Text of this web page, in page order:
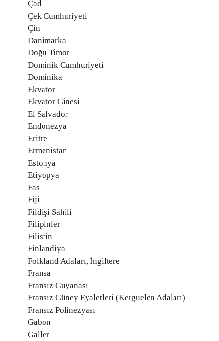
Çad
Çek Cumhuriyeti
Çin
Danimarka
Doğu Timor
Dominik Cumhuriyeti
Dominika
Ekvator
Ekvator Ginesi
El Salvador
Endonezya
Eritre
Ermenistan
Estonya
Etiyopya
Fas
Fiji
Fildişi Sahili
Filipinler
Filistin
Finlandiya
Folkland Adaları, İngiltere
Fransa
Fransız Guyanası
Fransız Güney Eyaletleri (Kerguelen Adaları)
Fransız Polinezyası
Gabon
Galler